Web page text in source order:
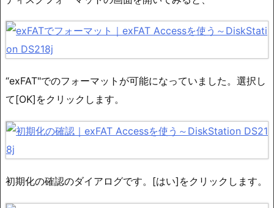
“exFAT"でのフォーマットが可能になっていました。選択し
て[OK]をクリックします。
初期化の確認のダイアログです。[はい]をクリックします。